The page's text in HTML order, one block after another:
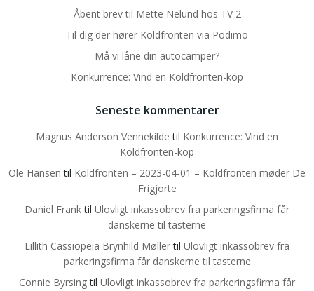
Åbent brev til Mette Nelund hos TV 2
Til dig der hører Koldfronten via Podimo
Må vi låne din autocamper?
Konkurrence: Vind en Koldfronten-kop
Seneste kommentarer
Magnus Anderson Vennekilde til Konkurrence: Vind en
Koldfronten-kop
Ole Hansen til Koldfronten – 2023-04-01 – Koldfronten møder De
Frigjorte
Daniel Franktil Ulovligt inkassobrev fra parkeringsfirma får
danskerne til tasterne
Lillith Cassiopeia Brynhild Møllertil Ulovligt inkassobrev fra
parkeringsfirma får danskerne til tasterne
Connie Byrsingtil Ulovligt inkassobrev fra parkeringsfirma får